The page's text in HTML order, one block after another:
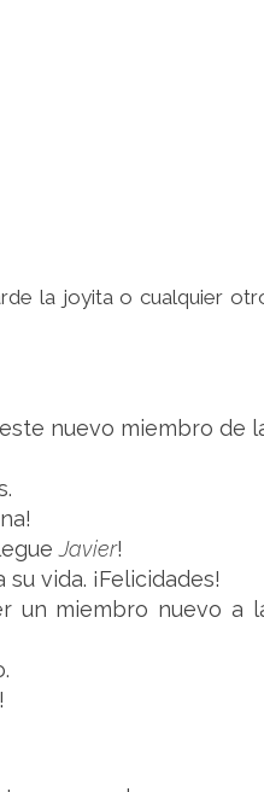
la joyita o cualquier
nuevo miembro de
Javier!
vida. ¡Felicidades!
un miembro nuevo a